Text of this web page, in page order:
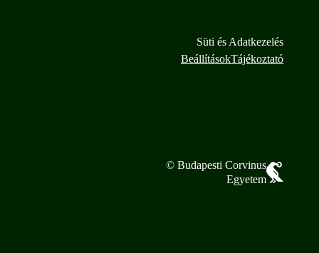
Süti és Adatkezelés
BeállításokTájékoztató
© Budapesti Corvinus
Egyetem